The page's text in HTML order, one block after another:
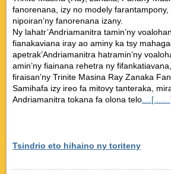
fanorenana, izy no modely
nipoiran’ny fanorenana izany.
Ny lahatr’Andriamanitra tamin’ny
fianakaviana iray ao aminy ka tsy
apetrak’Andriamanitra hatramin’ny
amin’ny fiainana rehetra ny
firaisan’ny Trinite Masina Ray Zanaka
Samihafa izy ireo fa mitovy tanteraka,
Andriamanitra tokana fa olona telo
Tsindrio eto hihaino ny toriteny